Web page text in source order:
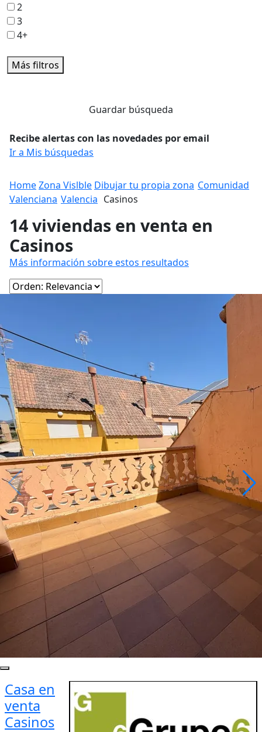
2
3
4+
Más filtros
Guardar búsqueda
Recibe alertas con las novedades por email
Ir a Mis búsquedas
HomeZona Vislble Dibujar tu propia zona Comunidad
Valenciana Valencia Casinos
14 viviendas en venta en
Casinos
Más información sobre estos resultados
Casa en
venta
Casinos